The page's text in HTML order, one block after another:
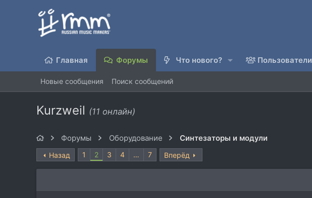
Главная Форумы Что нового? Пользователи
Новые сообщения Поиск сообщений
Kurzweil (11 онлайн)
Форумы Оборудование Синтезаторы и модули
Назад 1 2 3 4 … 7 Вперёд